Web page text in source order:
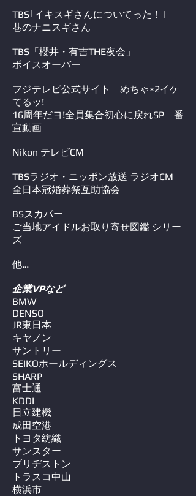
TBS｢イキスギさんについてった！｣
巷のナニスギさん
TBS「櫻井・有吉THE夜会 」
ボイスオーバー
フジテレビ公式サイト めちゃ×2イケ
てるッ!
16周年だヨ!全員集合初心に戻れSP 番
宣動画
Nikon テレビCM
TBSラジオ・ニッポン放送 ラジオCM
全日本冠婚葬祭互助協会
BSスカパー
ご当地アイドルお取り寄せ図鑑 シリー
ズ
他…
企業VPなど
BMW
DENSO
JR東日本
キヤノン
​サントリー
SEIKOホールディングス
SHARP
富士通
KDDI
​日立建機
成田空港
トヨタ紡織
​サンスター
ブリヂストン
トラスコ中山
横浜市